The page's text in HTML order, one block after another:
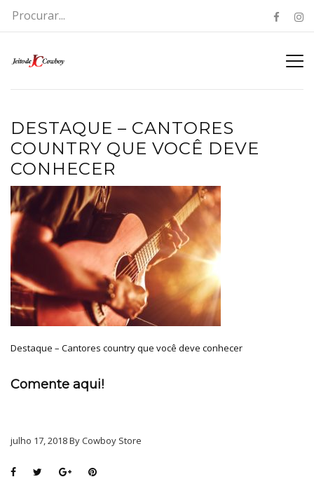
DESTAQUE – CANTORES
COUNTRY QUE VOCÊ DEVE
CONHECER
Destaque – Cantores country que você deve conhecer
Comente aqui!
julho 17, 2018 By Cowboy Store